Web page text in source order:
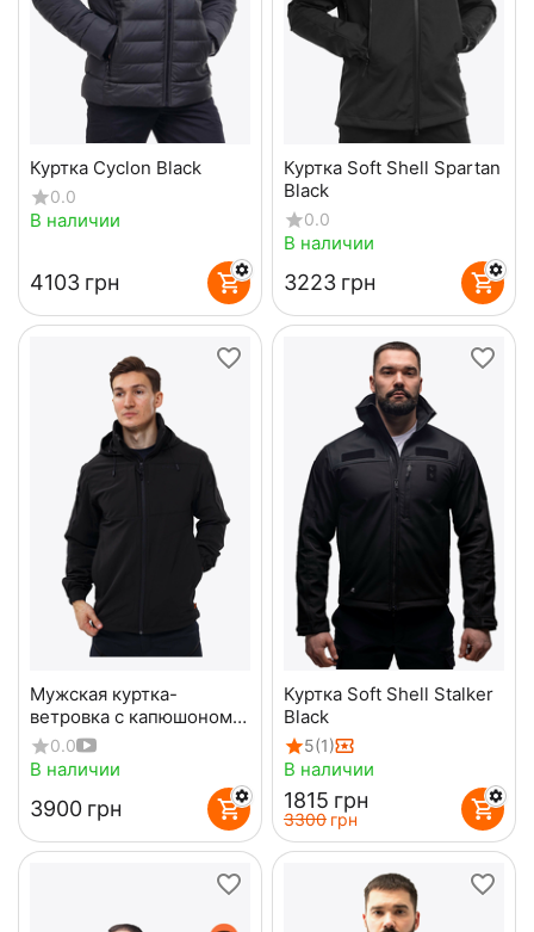
Куртка Cyclon Black
0.0
В наличии
‍4103‍ грн
Куртка Soft Shell Spartan
Black
0.0
В наличии
‍3223‍ грн
Мужская куртка-
ветровка с капюшоном
Breeze Gen 2 Black
0.0
В наличии
‍3900‍ грн
Куртка Soft Shell Stalker
Black
5(1)
В наличии
‍1815‍ грн
‍3300‍ грн